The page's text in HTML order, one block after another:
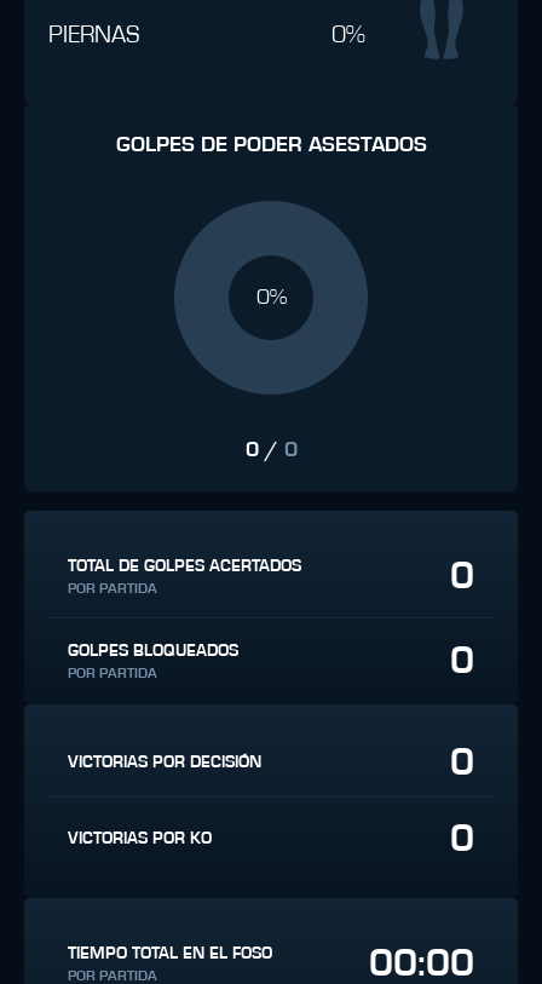
PIERNAS 0%
GOLPES DE PODER ASESTADOS
0%
0/ 0
TOTAL DE GOLPES ACERTADOS
POR PARTIDA 0
GOLPES BLOQUEADOS
POR PARTIDA 0
VICTORIAS POR DECISIÓN 0
VICTORIAS POR KO 0
TIEMPO TOTAL EN EL FOSO
POR PARTIDA 00:00